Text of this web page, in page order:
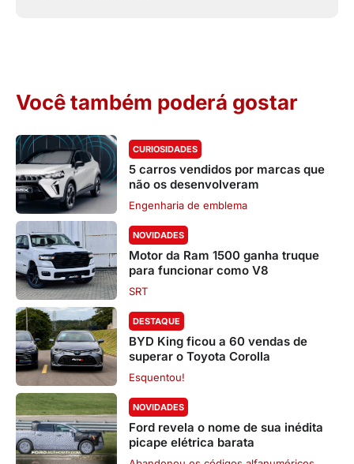
Você também poderá gostar
CURIOSIDADES
5 carros vendidos por marcas que
não os desenvolveram
Engenharia de emblema
NOVIDADES
Motor da Ram 1500 ganha truque
para funcionar como V8
SRT
DESTAQUE
BYD King ficou a 60 vendas de
superar o Toyota Corolla
Esquentou!
NOVIDADES
Ford revela o nome de sua inédita
picape elétrica barata